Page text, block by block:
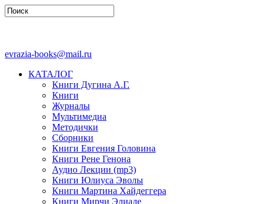
evrazia-books@mail.ru
КАТАЛОГ
Книги Дугина А.Г.
Книги
Журналы
Мультимедиа
Методички
Сборники
Книги Евгения Головина
Книги Рене Генона
Аудио Лекции (mp3)
Книги Юлиуса Эволы
Книги Мартина Хайдеггера
Книги Мирчи Элиаде